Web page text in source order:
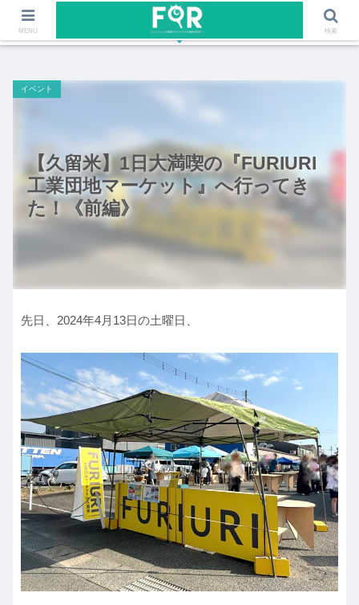
ファッションや福岡のワクワクする情報を発信！！
【久留米】1日大満喫の『FURIURI
工業団地マーケット』へ行ってき
た！《前編》
イベント
先日、2024年4月13日の土曜日、
MENU 検索